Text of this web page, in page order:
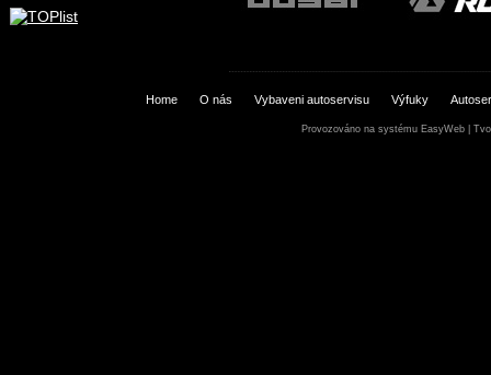
Home O nás Vybaveni autoservisu Výfuky
Provozováno na systému EasyWeb|